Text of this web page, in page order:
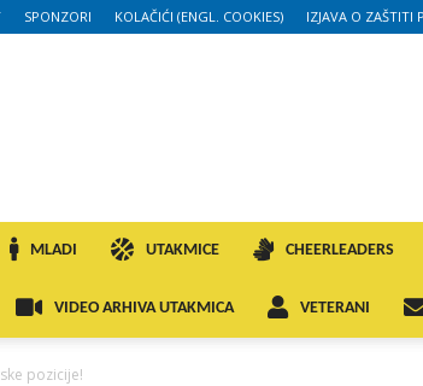
SPONZORI KOLAČIĆI (ENGL. COOKIES) IZJAVA O ZAŠTITI
MLADI UTAKMICE CHEERLEADERS
VIDEO ARHIVA UTAKMICA VETERANI
pozicije!